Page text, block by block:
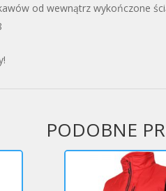
od wewnątrz wykończone
PODOBNE